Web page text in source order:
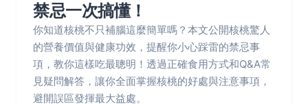
禁忌一次搞懂！
你知道核桃不只補腦這麼簡單嗎？本文公開核桃驚人
的營養價值與健康功效，提醒你小心踩雷的禁忌事
項，教你這樣吃最聰明！透過正確食用方式和Q&A常
見疑問解答，讓你全面掌握核桃的好處與注意事項，
避開誤區發揮最大益處。